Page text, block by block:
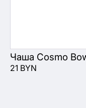
Чаша Cosmo
21 BYN